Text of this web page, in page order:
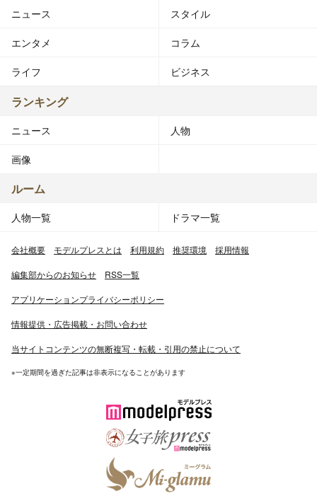
ニュース スタイル
エンタメ コラム
ライフ ビジネス
ランキング
ニュース 人物
画像
ルーム
人物一覧 ドラマ一覧
会社概要 モデルプレスとは 利用規約 推奨環境 採用情報
編集部からのお知らせ RSS一覧
アプリケーションプライバシーポリシー
情報提供・広告掲載・お問い合わせ
当サイトコンテンツの無断複写・転載・引用の禁止について
※一定期間を過ぎた記事は非表示になることがあります